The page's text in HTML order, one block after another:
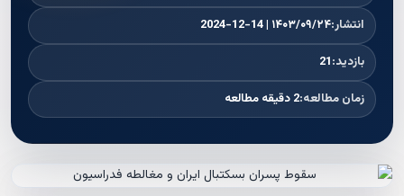
انتشار:۱۴۰۳/۰۹/۲۴ | 2024-12-14
بازدید:21
زمان مطالعه:2 دقیقه مطالعه